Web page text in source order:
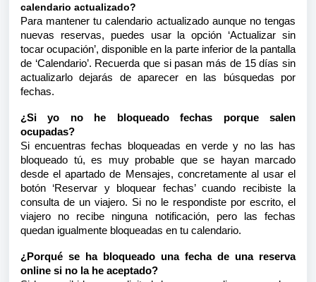
calendario actualizado?
Para mantener tu calendario actualizado aunque no tengas
nuevas reservas, puedes usar la opción ‘Actualizar sin
tocar ocupación’, disponible en la parte inferior de la pantalla
de ‘Calendario’. Recuerda que si pasan más de 15 días sin
actualizarlo dejarás de aparecer en las búsquedas por
fechas.
¿Si yo no he bloqueado fechas porque salen
ocupadas?
Si encuentras fechas bloqueadas en verde y no las has
bloqueado tú, es muy probable que se hayan marcado
desde el apartado de Mensajes, concretamente al usar el
botón ‘Reservar y bloquear fechas’ cuando recibiste la
consulta de un viajero. Si no le respondiste por escrito, el
viajero no recibe ninguna notificación, pero las fechas
quedan igualmente bloqueadas en tu calendario.
¿Porqué se ha bloqueado una fecha de una reserva
online si no la he aceptado?